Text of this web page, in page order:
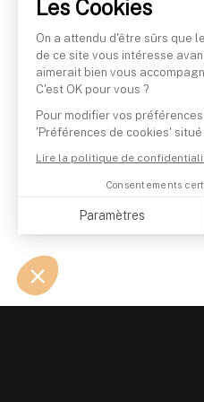
Les Cookies
On a attendu d'être sûrs que
de ce site vous intéresse
aimerait bien vous
C'est OK pour vous ?
Pour modifier vos
'Préférences de cookies'
Lire la politique de
Consentements
Paramètres
Notre plateforme vous